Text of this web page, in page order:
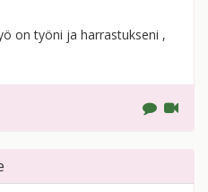
on työni ja harrastukseni ,